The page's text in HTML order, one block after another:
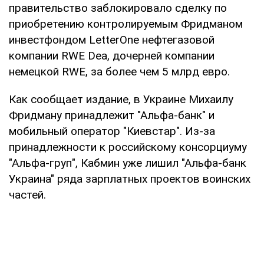
правительство заблокировало сделку по
приобретению контролируемым Фридманом
инвестфондом LetterOne нефтегазовой
компании RWE Dea, дочерней компании
немецкой RWE, за более чем 5 млрд евро.
Как сообщает издание, в Украине Михаилу
Фридману принадлежит "Альфа-банк" и
мобильный оператор "Киевстар". Из-за
принадлежности к российскому консорциуму
"Альфа-груп", Кабмин уже лишил "Альфа-банк
Украина" ряда зарплатных проектов воинских
частей.